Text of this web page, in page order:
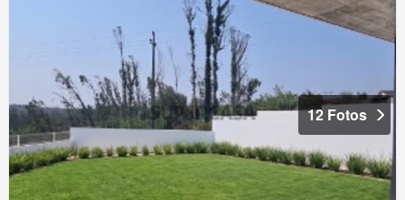
12 Fotos